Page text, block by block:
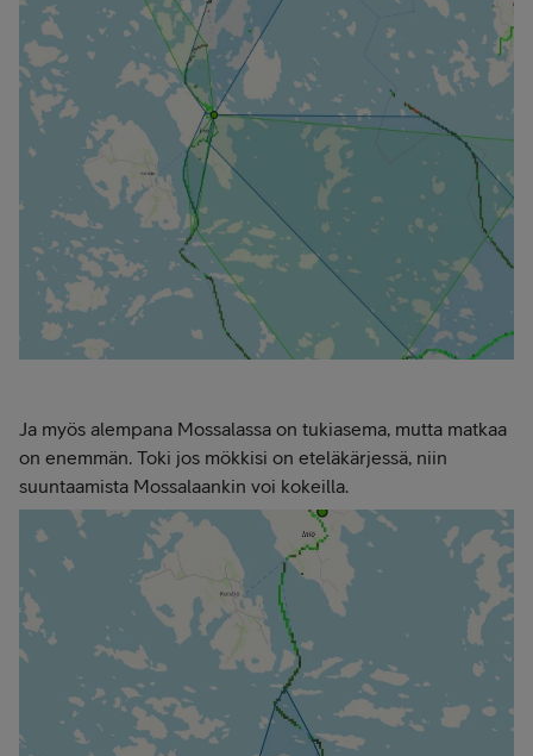
Ja myös alempana Mossalassa on tukiasema, mutta matkaa
on enemmän. Toki jos mökkisi on eteläkärjessä, niin
suuntaamista Mossalaankin voi kokeilla.